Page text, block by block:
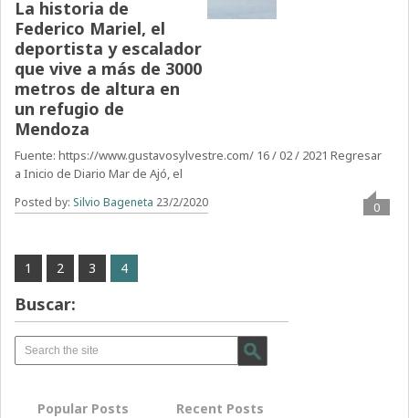
La historia de
Federico Mariel, el
deportista y escalador
que vive a más de 3000
metros de altura en
un refugio de
Mendoza
Fuente: https://www.gustavosylvestre.com/ 16 / 02 / 2021 Regresar
a Inicio de Diario Mar de Ajó, el
Posted by: Silvio Bageneta 23/2/2020 0
1 2 3 4
Buscar:
Popular Posts Recent Posts